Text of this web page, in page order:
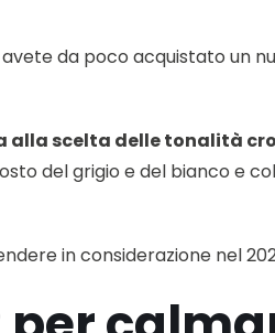
da poco acquistato
alla scelta delle tonalità
del grigio e del bianco e
in considerazione nel